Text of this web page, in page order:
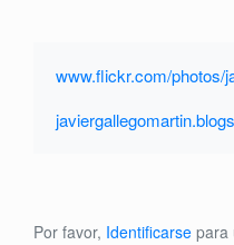
www.flickr.com/photos/
Por favor, Identificarse para